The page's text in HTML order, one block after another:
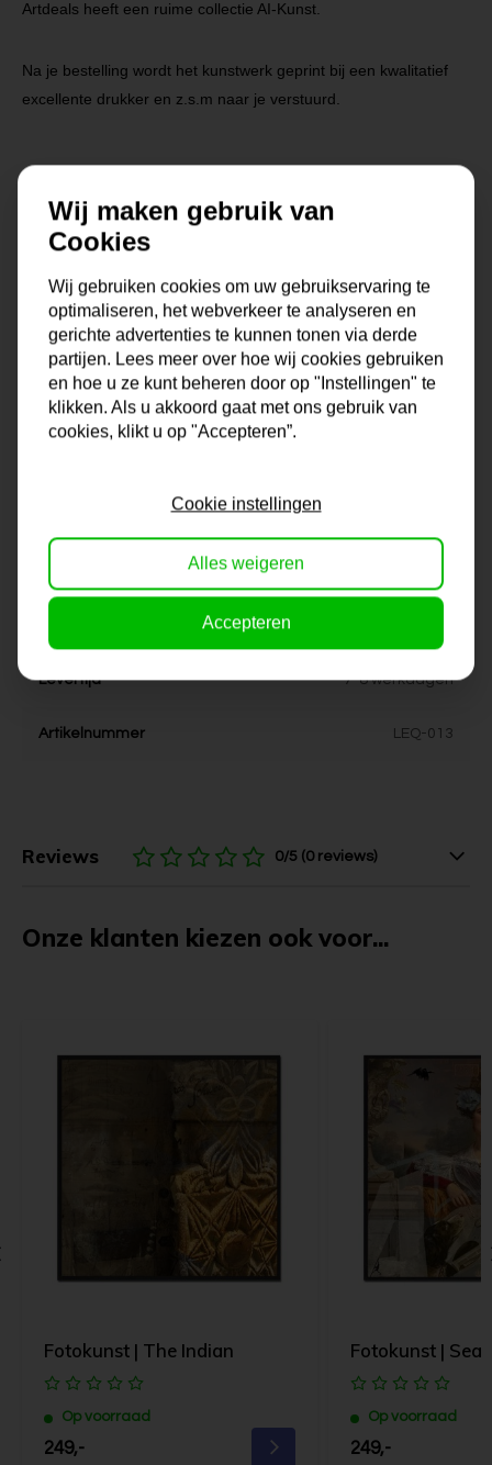
Artdeals heeft een ruime collectie AI-Kunst.
Na je bestelling wordt het kunstwerk geprint bij een kwalitatief
excellente drukker en z.s.m naar je verstuurd.
Specificaties
Maat 0x0x0 cm
Korte omschrijving
Fotokunst geprint op dibond
met baklijst
Levertijd 7-8 werkdagen
Artikelnummer LEQ-013
Reviews 0/5 (0 reviews)
Onze klanten kiezen ook voor...
Fotokunst | The Indian
Op voorraad
249,-
Fotokunst |
Op voorraad
249,-
Wij maken gebruik van
Cookies
Wij gebruiken cookies om uw gebruikservaring te
optimaliseren, het webverkeer te analyseren en
gerichte advertenties te kunnen tonen via derde
partijen. Lees meer over hoe wij cookies gebruiken
en hoe u ze kunt beheren door op "Instellingen" te
klikken. Als u akkoord gaat met ons gebruik van
cookies, klikt u op "Accepteren”.
Cookie instellingen
Alles weigeren
Accepteren